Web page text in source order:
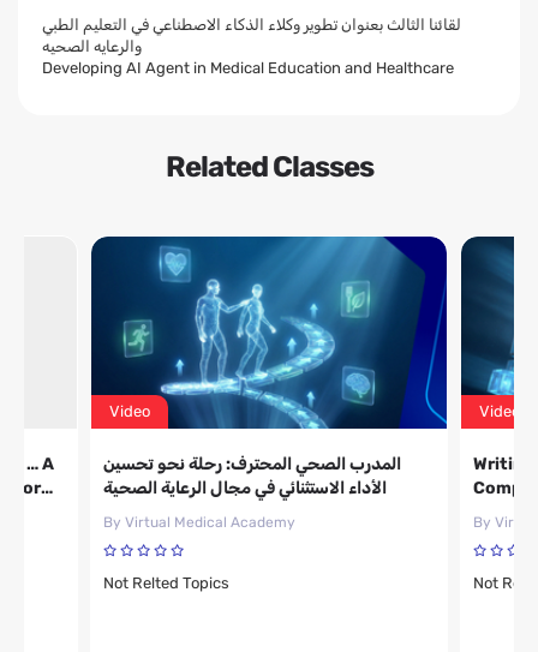
لقائنا الثالث بعنوان تطوير وكلاء الذكاء الاصطناعي في التعليم الطبي
والرعايه الصحيه
Developing AI Agent in Medical Education and Healthcare
Related Classes
… A
for
Video
المدرب الصحي المحترف: رحلة نحو تحسين
الأداء الاستثنائي في مجال الرعاية الصحية
By Virtual Medical Academy
Not Relted Topics
Video
Writing
By
Not